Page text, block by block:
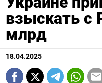
взыскать с
млрд
18.04.2025